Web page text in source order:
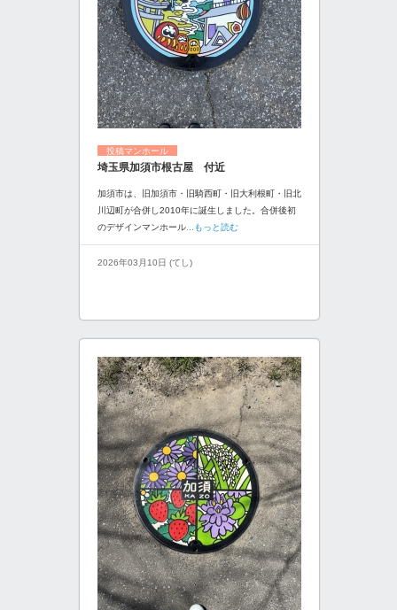
投稿マンホール
埼玉県加須市根古屋 付近
加須市は、旧加須市・旧騎西町・旧大利根町・旧北
川辺町が合併し2010年に誕生しました。合併後初
のデザインマンホール ...もっと読む
2026年03月10日 (てし)